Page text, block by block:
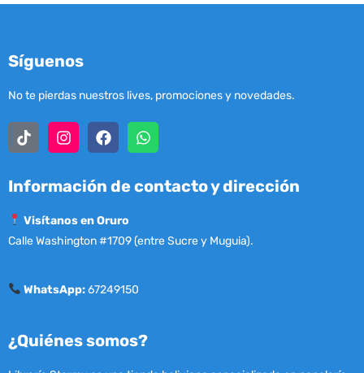
Síguenos
No te pierdas nuestros lives, promociones y novedades.
Información de contacto y dirección
Visítanos en Oruro
Calle Washington #1709 (entre Sucre y Muguia).
WhatsApp:67249150
¿Quiénes somos?